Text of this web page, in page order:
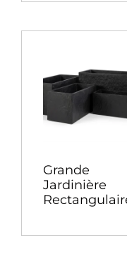
Grande
Jardinière